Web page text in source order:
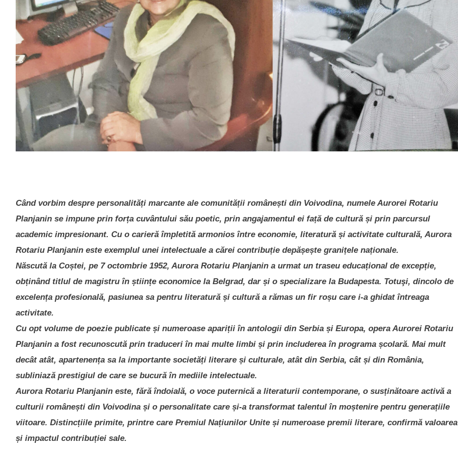
Când vorbim despre personalități marcante ale comunității românești din Voivodina, numele Aurorei Rotariu
Planjanin se impune prin forța cuvântului său poetic, prin angajamentul ei față de cultură și prin parcursul
academic impresionant. Cu o carieră împletită armonios între economie, literatură și activitate culturală, Aurora
Rotariu Planjanin este exemplul unei intelectuale a cărei contribuție depășește granițele naționale.
Născută la Coștei, pe 7 octombrie 1952, Aurora Rotariu Planjanin a urmat un traseu educațional de excepție,
obținând titlul de magistru în științe economice la Belgrad, dar și o specializare la Budapesta. Totuşi, dincolo de
excelența profesională, pasiunea sa pentru literatură și cultură a rămas un fir roșu care i-a ghidat întreaga
activitate.
Cu opt volume de poezie publicate și numeroase apariții în antologii din Serbia și Europa, opera Aurorei Rotariu
Planjanin a fost recunoscută prin traduceri în mai multe limbi și prin includerea în programa școlară. Mai mult
decât atât, apartenența sa la importante societăți literare și culturale, atât din Serbia, cât și din România,
subliniază prestigiul de care se bucură în mediile intelectuale.
Aurora Rotariu Planjanin este, fără îndoială, o voce puternică a literaturii contemporane, o susținătoare activă a
culturii românești din Voivodina și o personalitate care și-a transformat talentul în moștenire pentru generațiile
viitoare. Distincțiile primite, printre care Premiul Națiunilor Unite și numeroase premii literare, confirmă valoarea
și impactul contribuției sale.